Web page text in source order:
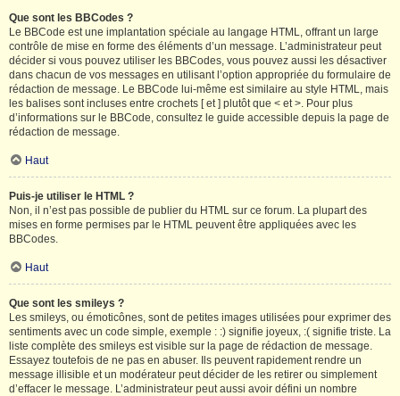
Que sont les BBCodes ?
Le BBCode est une implantation spéciale au langage HTML, offrant un large
contrôle de mise en forme des éléments d’un message. L’administrateur peut
décider si vous pouvez utiliser les BBCodes, vous pouvez aussi les désactiver
dans chacun de vos messages en utilisant l’option appropriée du formulaire de
rédaction de message. Le BBCode lui-même est similaire au style HTML, mais
les balises sont incluses entre crochets [ et ] plutôt que < et >. Pour plus
d’informations sur le BBCode, consultez le guide accessible depuis la page de
rédaction de message.
Haut
Puis-je utiliser le HTML ?
Non, il n’est pas possible de publier du HTML sur ce forum. La plupart des
mises en forme permises par le HTML peuvent être appliquées avec les
BBCodes.
Haut
Que sont les smileys ?
Les smileys, ou émoticônes, sont de petites images utilisées pour exprimer des
sentiments avec un code simple, exemple : :) signifie joyeux, :( signifie triste. La
liste complète des smileys est visible sur la page de rédaction de message.
Essayez toutefois de ne pas en abuser. Ils peuvent rapidement rendre un
message illisible et un modérateur peut décider de les retirer ou simplement
d’effacer le message. L’administrateur peut aussi avoir défini un nombre